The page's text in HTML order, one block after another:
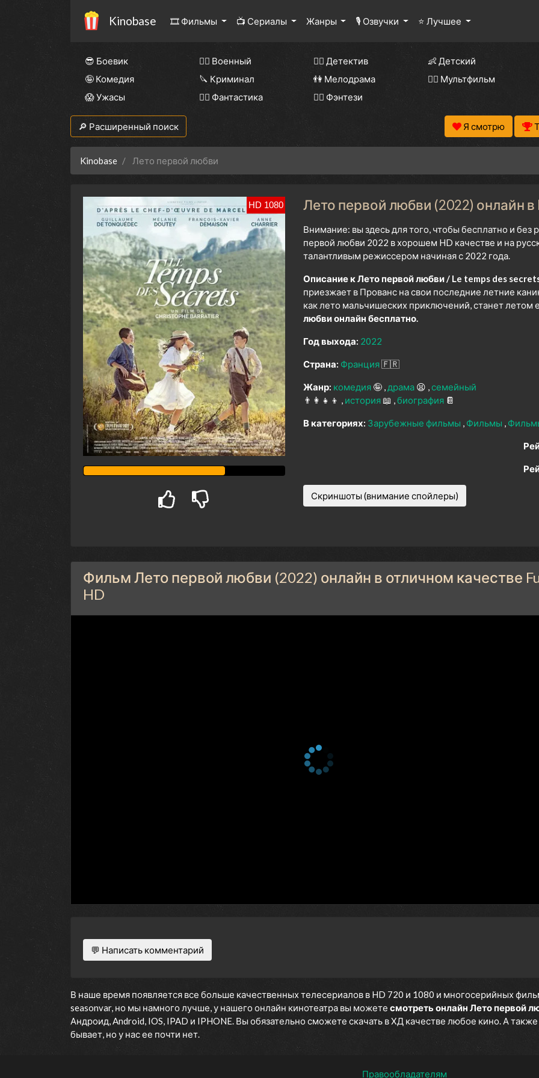
Kinobase 🎞 Фильмы 📺 Сериалы Жанры 🎙 Озвучки ⭐ Лучшее
😎 Боевик 👨‍✈️ Военный 🕵️‍♂️ Детектив
👶 Детский
🤪 Комедия
🔪 Криминал 👫 Мелодрама
🧚‍♀️ Мультфильм
😱 Ужасы
🧙‍♀️ Фантастика 🧝‍♂️ Фэнтези
🔎 Расширенный поиск Я смотрю
Kinobase Лето первой любви
HD 1080 Лето первой любви (2022) онлайн в
Внимание: вы здесь для того, чтобы бесплатно и
первой любви 2022 в хорошем HD качестве и на
талантливым режиссером начиная с 2022 года.
Описание к Лето первой любви / Le temps des
приезжает в Прованс на свои последние летние
как лето мальчишеских приключений, станет летом
любви онлайн бесплатно.
Год выхода: 2022
Страна: Франция🇫🇷
Жанр: комедия 🤪 драма 😫
семейный
👨‍👩‍👧‍👦
история 📖 биография 📔
В категориях: Зарубежные фильмы Фильмы
Скриншоты (внимание спойлеры)
Фильм Лето первой любви (2022) онлайн в отличном качестве
HD
💬 Написать комментарий
В наше время появляется все больше качественных телесериалов в HD 720 и 1080 и многосерийных
seasonvar, но мы намного лучше, у нашего онлайн кинотеатра вы можете смотреть онлайн Лето первой
Андроид, Android, IOS, IPAD и IPHONE. Вы обязательно сможете скачать в ХД качестве любое кино. А
бывает, но у нас ее почти нет.
Правообладателям